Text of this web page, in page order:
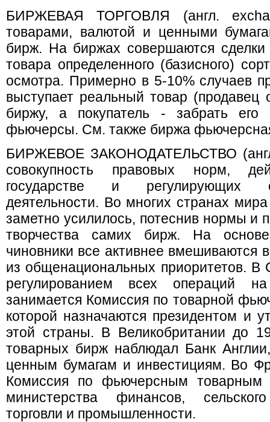
БИРЖЕВАЯ ТОРГОВЛЯ (англ.
товарами, валютой и ценными
бирж. На биржах совершаются сделки
товара определенного (базисного)
осмотра. Примерно в 5-10% случаев
выступает реальный товар (продавец
биржу, а покупатель - забрать
фьючерсы. См. также биржа
БИРЖЕВОЕ ЗАКОНОДАТЕЛЬСТВО
совокупность правовых норм,
государстве и регулирующих
деятельности. Во многих странах
заметно усилилось, потеснив нормы и
творчества самих бирж. На
чиновники все активнее вмешиваются
из общенациональных приоритетов.
регулированием всех операций
занимается Комиссия по товарной
которой назначаются президентом и
этой страны. В Великобритании до
товарных бирж наблюдал Банк
ценным бумагам и инвестициям. Во
Комиссия по фьючерсным
министерства финансов,
торговли и промышленности.